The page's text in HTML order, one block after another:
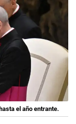
el año entrante.